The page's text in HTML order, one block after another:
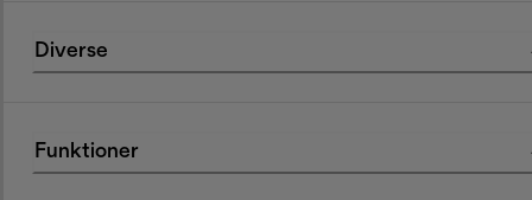
Diverse
Funktioner